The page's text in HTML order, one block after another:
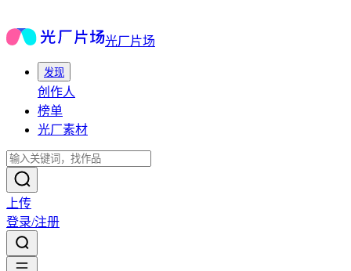
光厂片场
发现
创作人
榜单
光厂素材
上传
登录/注册